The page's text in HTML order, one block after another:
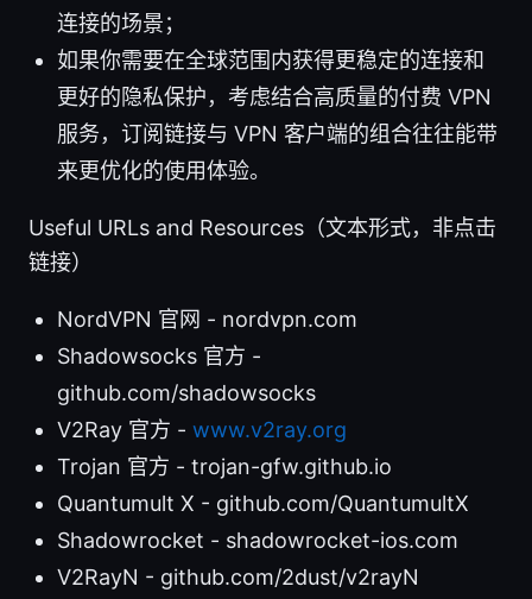
连接的场景；
如果你需要在全球范围内获得更稳定的连接和
更好的隐私保护，考虑结合高质量的付费 VPN
服务，订阅链接与 VPN 客户端的组合往往能带
来更优化的使用体验。
Useful URLs and Resources（文本形式，非点击
链接）
NordVPN 官网 - nordvpn.com
Shadowsocks 官方 -
github.com/shadowsocks
V2Ray 官方 - www.v2ray.org
Trojan 官方 - trojan-gfw.github.io
Quantumult X - github.com/QuantumultX
Shadowrocket - shadowrocket-ios.com
V2RayN - github.com/2dust/v2rayN